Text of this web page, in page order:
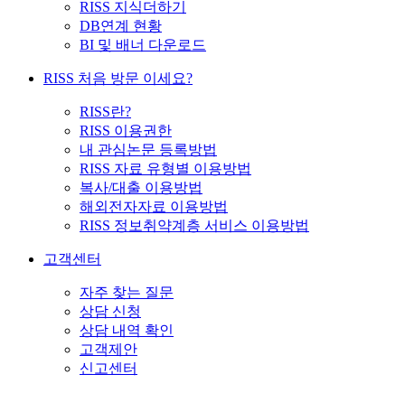
RISS 지식더하기
DB연계 현황
BI 및 배너 다운로드
RISS 처음 방문 이세요?
RISS란?
RISS 이용권한
내 관심논문 등록방법
RISS 자료 유형별 이용방법
복사/대출 이용방법
해외전자자료 이용방법
RISS 정보취약계층 서비스 이용방법
고객센터
자주 찾는 질문
상담 신청
상담 내역 확인
고객제안
신고센터